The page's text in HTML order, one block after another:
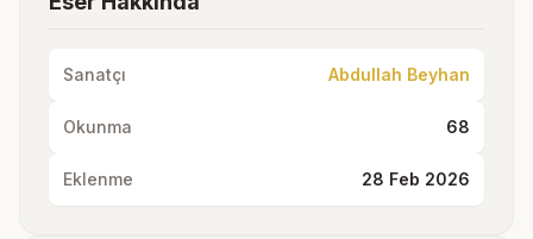
Sanatçı Abdullah Beyhan
Okunma 68
Eklenme 28 Feb 2026